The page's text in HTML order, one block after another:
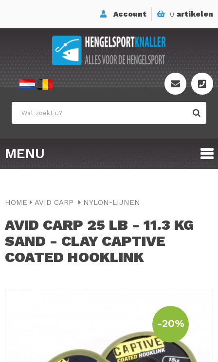
0 artikelen
Account
MENU
HOME AVID CARP NYLON-LIJNEN
AVID CARP 25 LB - 11.3 KG
SAND - CLAY CAPTIVE
COATED HOOKLINK
-20%